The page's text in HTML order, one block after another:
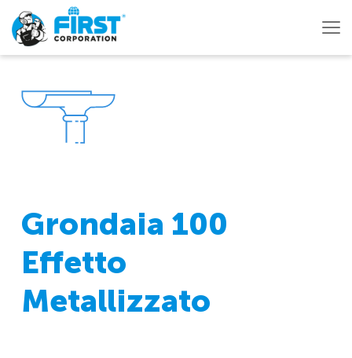
Grondaia 100
Effetto
Metallizzato